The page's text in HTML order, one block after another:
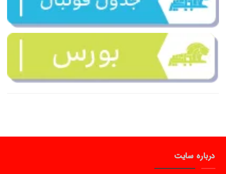
درباره سایت